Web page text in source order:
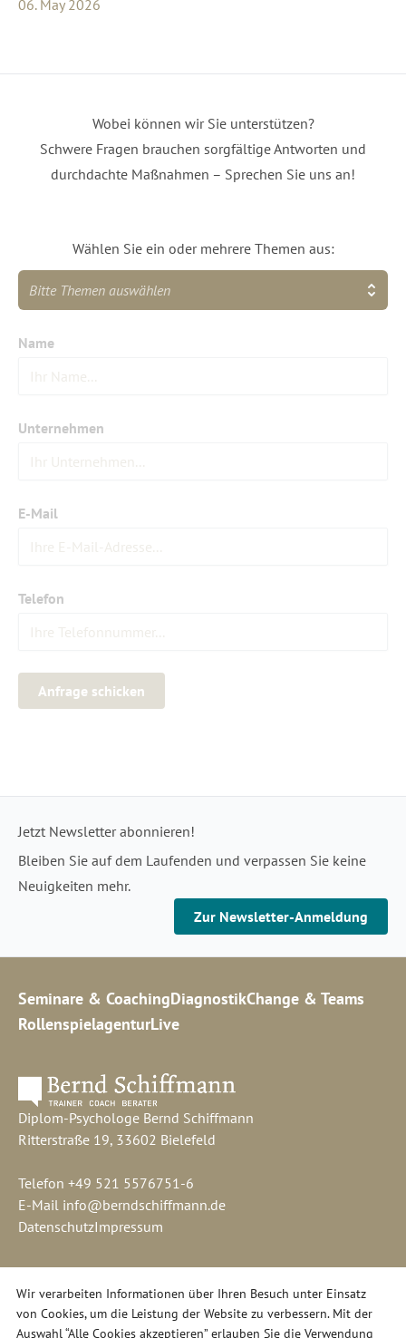
Wir verarbeiten Informationen über Ihren Besuch unter Einsatz
von Cookies, um die Leistung der Website zu verbessern. Mit der
Auswahl “Alle Cookies akzeptieren” erlauben Sie die Verwendung
06. May 2026
Wobei können wir Sie unterstützen?
Schwere Fragen brauchen sorgfältige Antworten und
durchdachte Maßnahmen – Sprechen Sie uns an!
Wählen Sie ein oder mehrere Themen aus:
Bitte Themen auswählen
Name
Unternehmen
E-Mail
Telefon
Anfrage schicken
Jetzt Newsletter abonnieren!
Bleiben Sie auf dem Laufenden und verpassen Sie keine
Neuigkeiten mehr.
Zur Newsletter-Anmeldung
Seminare & CoachingDiagnostikChange & Teams
RollenspielagenturLive
Diplom-Psychologe Bernd Schiffmann
Ritterstraße 19, 33602 Bielefeld
Telefon +49 521 5576751-6
E-Mail info@berndschiffmann.de
DatenschutzImpressum